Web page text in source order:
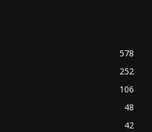
578
252
106
48
42